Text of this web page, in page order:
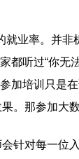
业率。并非
都听过“你无
培训只是
。那参加大
针对每一位